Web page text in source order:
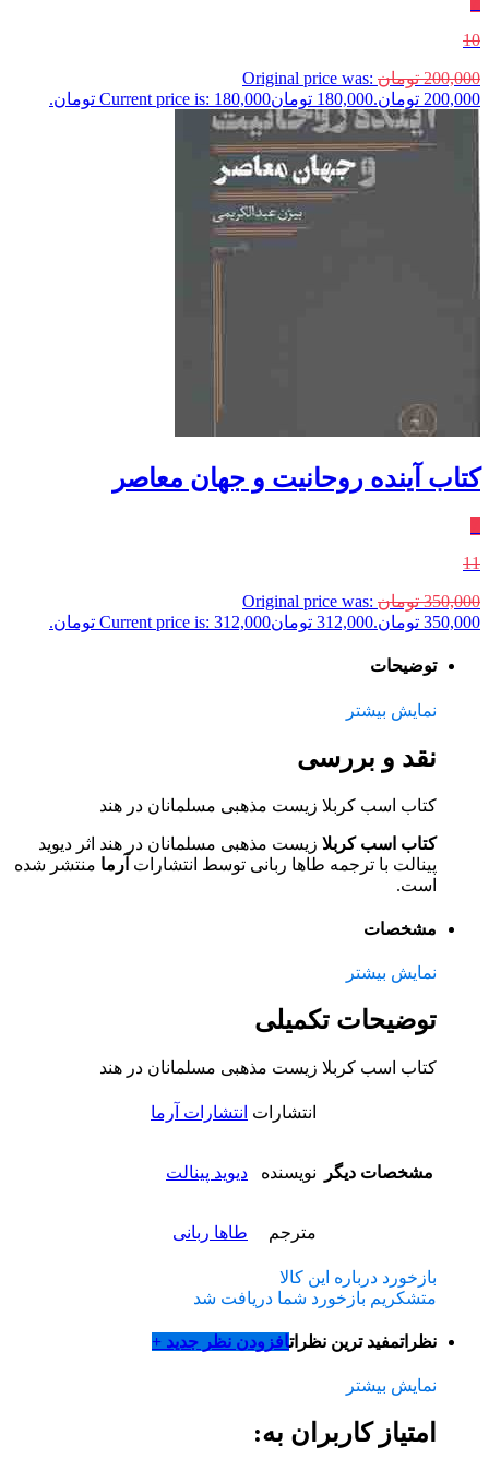
10
200,000 تومان Original price was:
200,000 تومان.
180,000 تومانCurrent price is: 180,000 تومان.
کتاب آینده روحانیت و جهان معاصر
11
350,000 تومان Original price was:
350,000 تومان.
312,000 تومانCurrent price is: 312,000 تومان.
توضیحات
نمایش بیشتر
نقد و بررسی
کتاب اسب کربلا زیست مذهبی مسلمانان در هند
کتاب اسب کربلا زیست مذهبی مسلمانان در هند اثر دیوید
پینالت با ترجمه طاها ربانی توسط انتشارات آرما منتشر شده
است.
مشخصات
نمایش بیشتر
توضیحات تکمیلی
کتاب اسب کربلا زیست مذهبی مسلمانان در هند
مشخصات دیگر
انتشارات انتشارات آرما
نویسنده دیوید پینالت
مترجم طاها ربانی
بازخورد درباره این کالا
متشکریم بازخورد شما دریافت شد
نظراتمفید ترین نظراتافزودن نظر جدید +
نمایش بیشتر
امتیاز کاربران به: